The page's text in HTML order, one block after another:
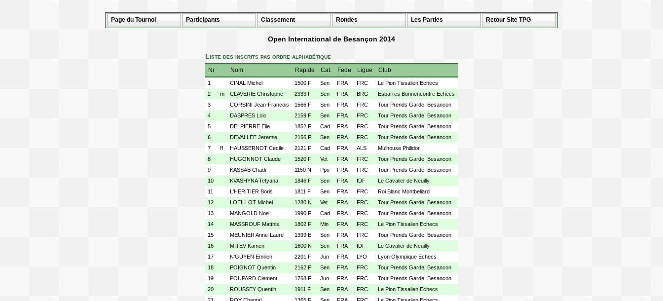
Page du Tournoi Participants Classement Rondes Les Parties Retour Site TPG
Open International de Besançon 2014
Liste des inscrits pas ordre alphabétique
Nr Nom Rapide Cat. Fede Ligue Club
1 CINAL Michel 1500 F Sen FRA FRC
Le Pion Tissalien Echecs
2
m CLAVERIE Christophe 2333 F Sen FRA BRG
Esbarres Bonnencontre Echecs
3
CORSINI Jean-Francois 1566 F Sen FRA FRC
Tour Prends Garde! Besancon
4
DASPRES Loic 2159 F Sen FRA FRC
Tour Prends Garde! Besancon
5
DELPIERRE Elie 1852 F Cad FRA FRC
Tour Prends Garde! Besancon
6
DEVALLEE Jeremie 2166 F Sen FRA FRC
Tour Prends Garde! Besancon
7
ff HAUSSERNOT Cecile 2121 F Cad FRA ALS
Mulhouse Philidor
8
HUGONNOT Claude 1520 F Vet FRA FRC
Tour Prends Garde! Besancon
9
KASSAB Chadi 1150 N Ppo FRA FRC
Tour Prends Garde! Besancon
10
KVASHYNA Tetyana 1846 F Sen FRA IDF
Le Cavalier de Neuilly
11
L'HERITIER Boris 1811 F Sen FRA FRC
Roi Blanc Montbeliard
12
LOEILLOT Michel 1280 N Vet FRA FRC
Tour Prends Garde! Besancon
13
MANGOLD Noe 1990 F Cad FRA FRC
Tour Prends Garde! Besancon
14
MASSROUF Matthis 1802 F Min FRA FRC
Le Pion Tissalien Echecs
15
MEUNIER Anne-Laure 1399 E Sen FRA FRC
Tour Prends Garde! Besancon
16
MITEV Kamen 1600 N Sen FRA IDF
Le Cavalier de Neuilly
17
N'GUYEN Emilien 2201 F Jun FRA LYO
Lyon Olympique Echecs
18
POIGNOT Quentin 2162 F Sen FRA FRC
Tour Prends Garde! Besancon
19
POUPARD Clement 1768 F Jun FRA FRC
Tour Prends Garde! Besancon
20
ROUSSEY Quentin 1911 F Sen FRA FRC
Le Pion Tissalien Echecs